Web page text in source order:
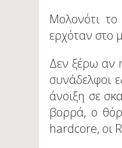
Μολονότι
ερχόταν στο
Δεν ξέρω αν
συνάδελφοι
άνοιξη σε
βορρά, ο
hardcore, οι